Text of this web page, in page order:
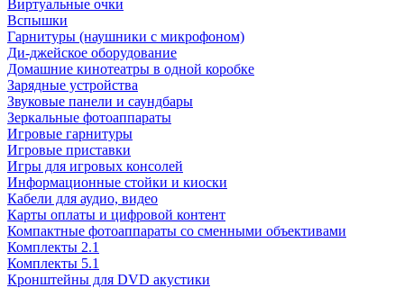
Виртуальные очки
Вспышки
Гарнитуры (наушники с микрофоном)
Ди-джейское оборудование
Домашние кинотеатры в одной коробке
Зарядные устройства
Звуковые панели и саундбары
Зеркальные фотоаппараты
Игровые гарнитуры
Игровые приставки
Игры для игровых консолей
Информационные стойки и киоски
Кабели для аудио, видео
Карты оплаты и цифровой контент
Компактные фотоаппараты со сменными объективами
Комплекты 2.1
Комплекты 5.1
Кронштейны для DVD акустики